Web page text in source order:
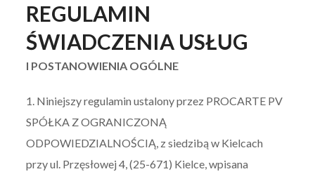
REGULAMIN
ŚWIADCZENIA USŁUG
I POSTANOWIENIA OGÓLNE
1. Niniejszy regulamin ustalony przez PROCARTE PV
SPÓŁKA Z OGRANICZONĄ
ODPOWIEDZIALNOŚCIĄ, z siedzibą w Kielcach
przy ul. Przęsłowej 4, (25-671) Kielce, wpisana